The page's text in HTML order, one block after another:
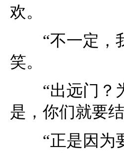
欢。
“不一定，我
笑。
“出远门？为
是，你们就要
“正是因为要